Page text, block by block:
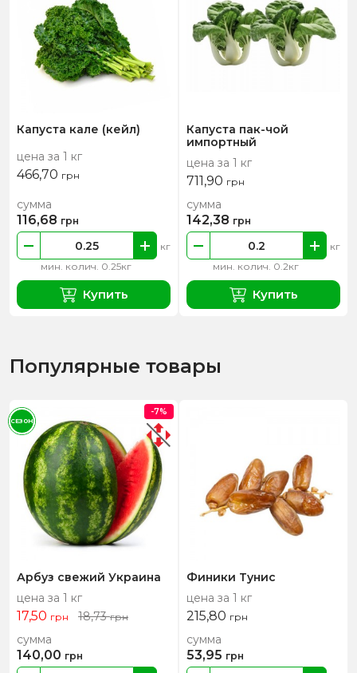
Капуста кале (кейл)
цена за 1 кг
466,70 грн
мин. колич. 0.25кг
кг
сумма
116,68 грн
Купить
Капуста пак-чой
импортный
цена за 1 кг
711,90 грн
мин. колич. 0.2кг
кг
сумма
142,38 грн
Купить
Популярные товары
Арбуз свежий Украина
цена за 1 кг
17,50 грн 18,73грн
сумма
140,00 грн
-7%
СЕЗОН
Финики Тунис
цена за 1 кг
215,80 грн
сумма
53,95 грн